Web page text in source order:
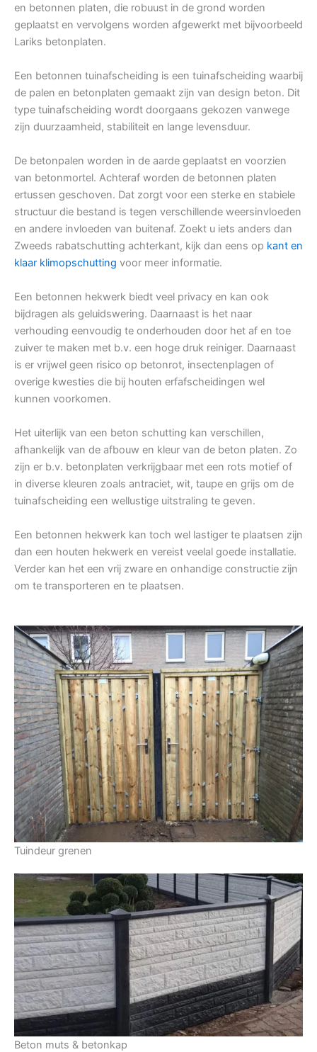
en betonnen platen, die robuust in de grond worden
geplaatst en vervolgens worden afgewerkt met bijvoorbeeld
Lariks betonplaten.
Een betonnen tuinafscheiding is een tuinafscheiding waarbij
de palen en betonplaten gemaakt zijn van design beton. Dit
type tuinafscheiding wordt doorgaans gekozen vanwege
zijn duurzaamheid, stabiliteit en lange levensduur.
De betonpalen worden in de aarde geplaatst en voorzien
van betonmortel. Achteraf worden de betonnen platen
ertussen geschoven. Dat zorgt voor een sterke en stabiele
structuur die bestand is tegen verschillende weersinvloeden
en andere invloeden van buitenaf. Zoekt u iets anders dan
Zweeds rabatschutting achterkant, kijk dan eens op kant en
klaar klimopschutting voor meer informatie.
Een betonnen hekwerk biedt veel privacy en kan ook
bijdragen als geluidswering. Daarnaast is het naar
verhouding eenvoudig te onderhouden door het af en toe
zuiver te maken met b.v. een hoge druk reiniger. Daarnaast
is er vrijwel geen risico op betonrot, insectenplagen of
overige kwesties die bij houten erfafscheidingen wel
kunnen voorkomen.
Het uiterlijk van een beton schutting kan verschillen,
afhankelijk van de afbouw en kleur van de beton platen. Zo
zijn er b.v. betonplaten verkrijgbaar met een rots motief of
in diverse kleuren zoals antraciet, wit, taupe en grijs om de
tuinafscheiding een wellustige uitstraling te geven.
Een betonnen hekwerk kan toch wel lastiger te plaatsen zijn
dan een houten hekwerk en vereist veelal goede installatie.
Verder kan het een vrij zware en onhandige constructie zijn
om te transporteren en te plaatsen.
Tuindeur grenen
Beton muts & betonkap